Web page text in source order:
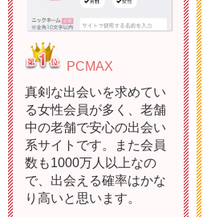
PCMAX
真剣な出会いを求めてい
る女性会員が多く、老舗
中の老舗で安心の出会い
系サイトです。また会員
数も1000万人以上なの
で、出会える確率はかな
り高いと思います。